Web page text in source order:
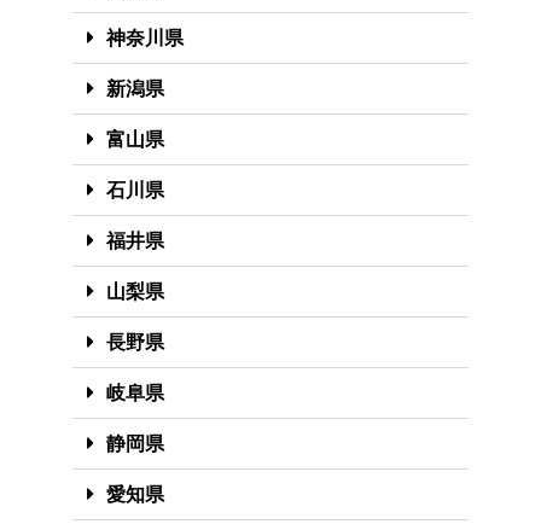
神奈川県
新潟県
富山県
石川県
福井県
山梨県
長野県
岐阜県
静岡県
愛知県